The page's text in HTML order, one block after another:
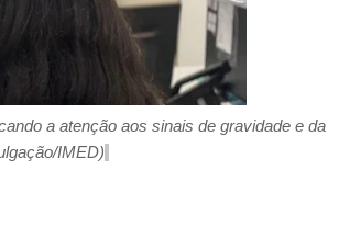
a atenção aos sinais de gravidade e da
/IMED)